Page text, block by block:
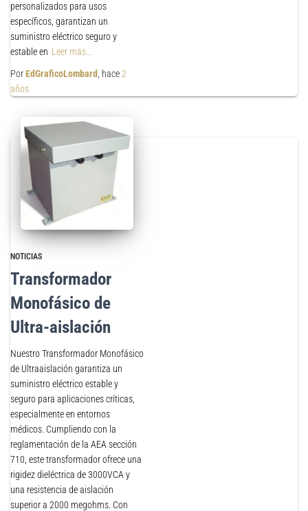
personalizados para usos
específicos, garantizan un
suministro eléctrico seguro y
estable en Leer más…
PorEdGraficoLombard , hace2
años
NOTICIAS
Transformador
Monofásico de
Ultra-aislación
Nuestro Transformador Monofásico
de Ultraaislación garantiza un
suministro eléctrico estable y
seguro para aplicaciones críticas,
especialmente en entornos
médicos. Cumpliendo con la
reglamentación de la AEA sección
710, este transformador ofrece una
rigidez dieléctrica de 3000VCA y
una resistencia de aislación
superior a 2000 megohms. Con